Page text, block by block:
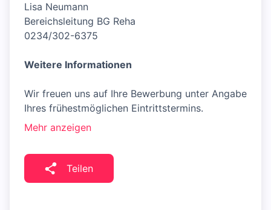
Lisa Neumann
Bereichsleitung BG Reha
0234/302-6375
Weitere Informationen
Wir freuen uns auf Ihre Bewerbung unter Angabe
Ihres frühestmöglichen Eintrittstermins.
Mehr anzeigen
Teilen